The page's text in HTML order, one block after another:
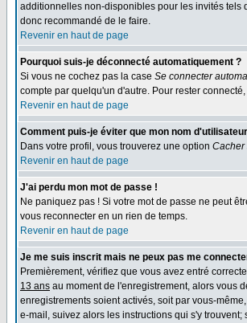
additionnelles non-disponibles pour les invités tels
donc recommandé de le faire.
Revenir en haut de page
Pourquoi suis-je déconnecté automatiquement ?
Si vous ne cochez pas la case Se connecter
compte par quelqu'un d'autre. Pour rester
Revenir en haut de page
Comment puis-je éviter que mon nom
Dans votre profil, vous trouverez une option Cacher
Revenir en haut de page
J'ai perdu mon mot de passe !
Ne paniquez pas ! Si votre mot de passe ne peut
vous reconnecter en un rien de temps.
Revenir en haut de page
Je me suis inscrit mais ne peux pas me
Premièrement, vérifiez que vous avez entré
13 ans au moment de l'enregistrement, alors vous
enregistrements soient activés, soit par vous-
e-mail, suivez alors les instructions qui s'y